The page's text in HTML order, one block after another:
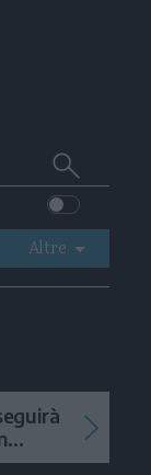
Cerca
su
Trentino
Altre